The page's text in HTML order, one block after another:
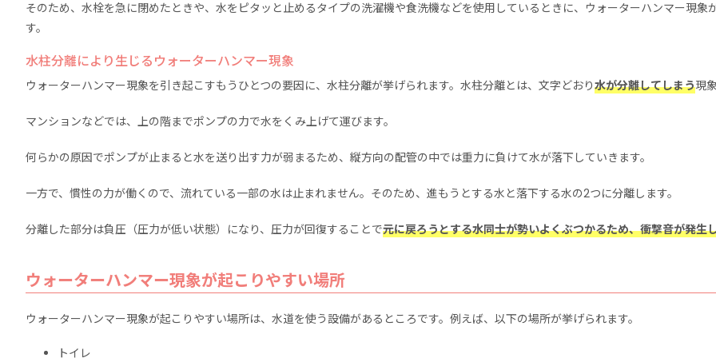
そのため、水栓を急に閉めたときや、水をピタッと止めるタイプの洗濯機や食洗機などを使用しているときに、ウォーターハンマー現象
す。
水柱分離により生じるウォーターハンマー現象
ウォーターハンマー現象を引き起こすもうひとつの要因に、水柱分離が挙げられます。水柱分離とは、文字どおり水が分離してしまう現
マンションなどでは、上の階までポンプの力で水をくみ上げて運びます。
何らかの原因でポンプが止まると水を送り出す力が弱まるため、縦方向の配管の中では重力に負けて水が落下していきます。
一方で、慣性の力が働くので、流れている一部の水は止まれません。そのため、進もうとする水と落下する水の2つに分離します。
分離した部分は負圧（圧力が低い状態）になり、圧力が回復することで元に戻ろうとする水同士が勢いよくぶつかるため、衝撃音が発生
ウォーターハンマー現象が起こりやすい場所
ウォーターハンマー現象が起こりやすい場所は、水道を使う設備があるところです。例えば、以下の場所が挙げられます。
トイレ